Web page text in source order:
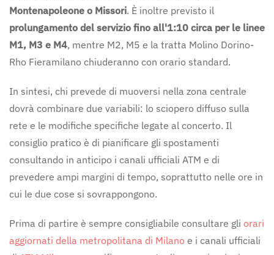
Montenapoleone o Missori. È inoltre previsto il
prolungamento del servizio fino all'1:10 circa per le linee
M1, M3 e M4, mentre M2, M5 e la tratta Molino Dorino-
Rho Fieramilano chiuderanno con orario standard.
In sintesi, chi prevede di muoversi nella zona centrale
dovrà combinare due variabili: lo sciopero diffuso sulla
rete e le modifiche specifiche legate al concerto. Il
consiglio pratico è di pianificare gli spostamenti
consultando in anticipo i canali ufficiali ATM e di
prevedere ampi margini di tempo, soprattutto nelle ore in
cui le due cose si sovrappongono.
Prima di partire è sempre consigliabile consultare gli orari
aggiornati della metropolitana di Milano e i canali ufficiali